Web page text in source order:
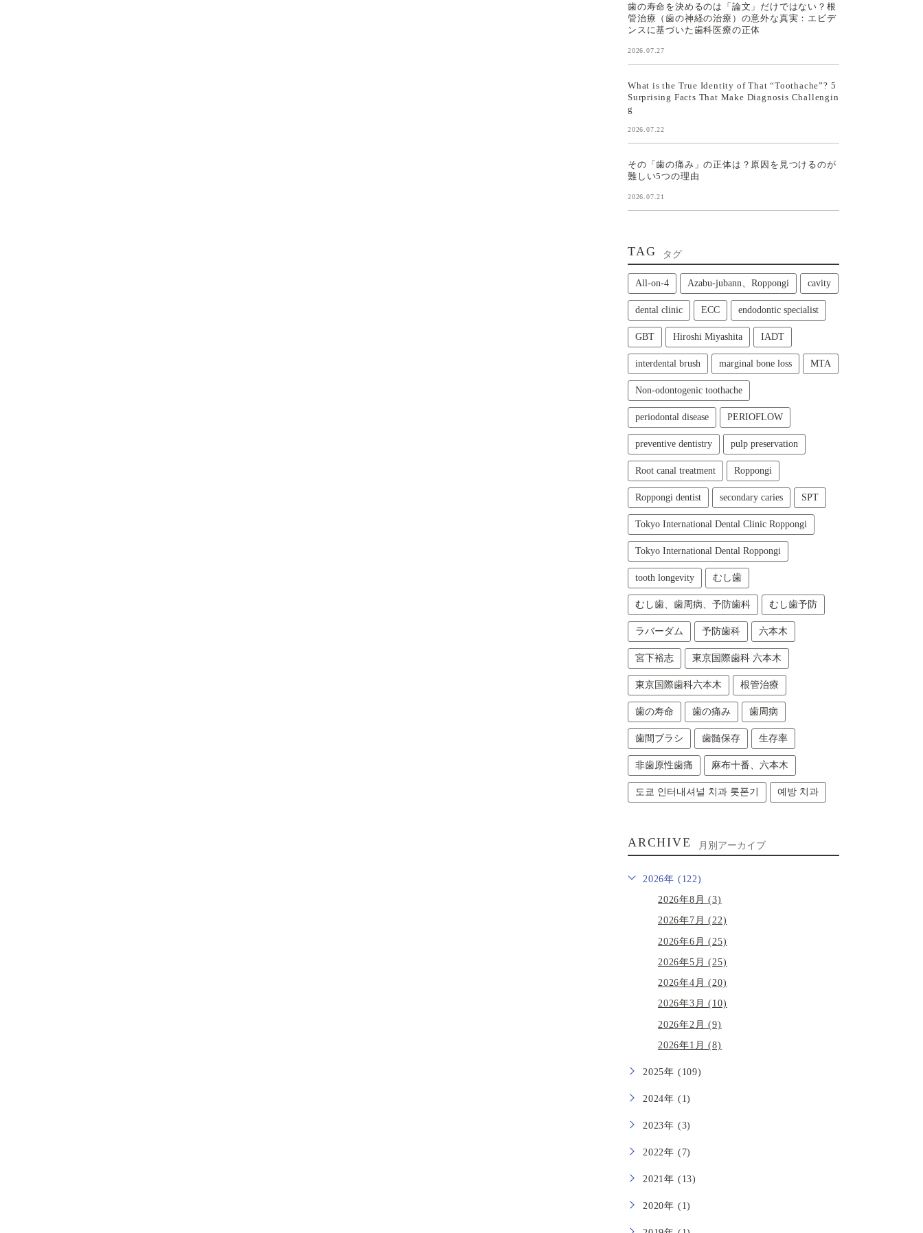
歯の寿命を決めるのは「論文」だけではない？根
管治療（歯の神経の治療）の意外な真実：エビデ
ンスに基づいた歯科医療の正体
2026.07.27
What is the True Identity of That “Toothache”? 5
Surprising Facts That Make Diagnosis Challengin
g
2026.07.22
その「歯の痛み」の正体は？原因を見つけるのが
難しい5つの理由
2026.07.21
TAG タグ
All‑on‑4 Azabu-jubann、Roppongi cavity
dental clinic ECC endodontic specialist
GBT Hiroshi Miyashita IADT
interdental brush marginal bone loss MTA
Non-odontogenic toothache
periodontal disease PERIOFLOW
preventive dentistry pulp preservation
Root canal treatment Roppongi
Roppongi dentist secondary caries SPT
Tokyo International Dental Clinic Roppongi
Tokyo International Dental Roppongi
tooth longevity むし歯
むし歯、歯周病、予防歯科 むし歯予防
ラバーダム 予防歯科 六本木
宮下裕志 東京国際歯科 六本木
東京国際歯科六本木 根管治療
歯の寿命 歯の痛み 歯周病
歯間ブラシ 歯髄保存 生存率
非歯原性歯痛 麻布十番、六本木
도쿄 인터내셔널 치과 롯폰기 예방 치과
ARCHIVE 月別アーカイブ
2026年 (122)
2026年8月 (3)
2026年7月 (22)
2026年6月 (25)
2026年5月 (25)
2026年4月 (20)
2026年3月 (10)
2026年2月 (9)
2026年1月 (8)
2025年 (109)
2024年 (1)
2023年 (3)
2022年 (7)
2021年 (13)
2020年 (1)